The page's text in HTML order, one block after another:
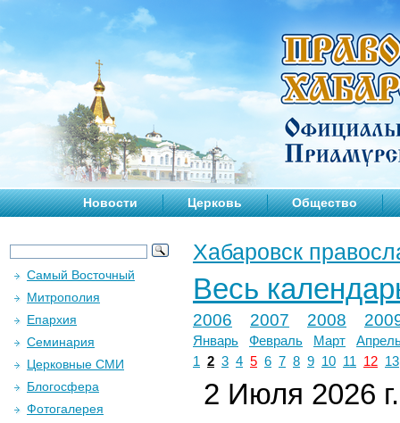
Новости Церковь Общество
Хабаровск
Весь
2006 2007 2008
Январь Февраль Март
1 2 3 4 5 6 7 8 9 10 11 12 13
2 Июля 2026 г.
Самый Восточный
Митрополия
Епархия
Семинария
Церковные СМИ
Блогосфера
Фотогалерея